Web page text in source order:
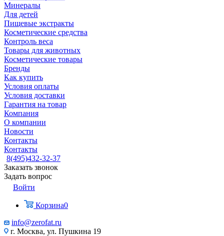
Минералы
Для детей
Пищевые экстракты
Косметические средства
Контроль веса
Товары для животных
Косметические товары
Бренды
Как купить
Условия оплаты
Условия доставки
Гарантия на товар
Компания
О компании
Новости
Контакты
Контакты
8(495)432-32-37
Заказать звонок
Задать вопрос
Войти
Корзина0
info@zerofat.ru
г. Москва, ул. Пушкина 19